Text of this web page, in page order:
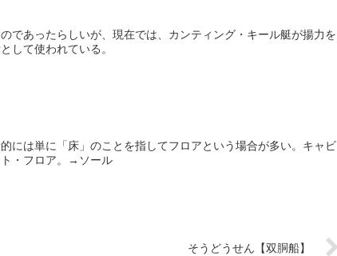
であったらしいが、現在では、カンティング・キール艇が揚力を
して使われている。
には単に「床」のことを指してフロアという場合が多い。キャビ
ト・フロア。→ソール
そうどうせん【双胴船】